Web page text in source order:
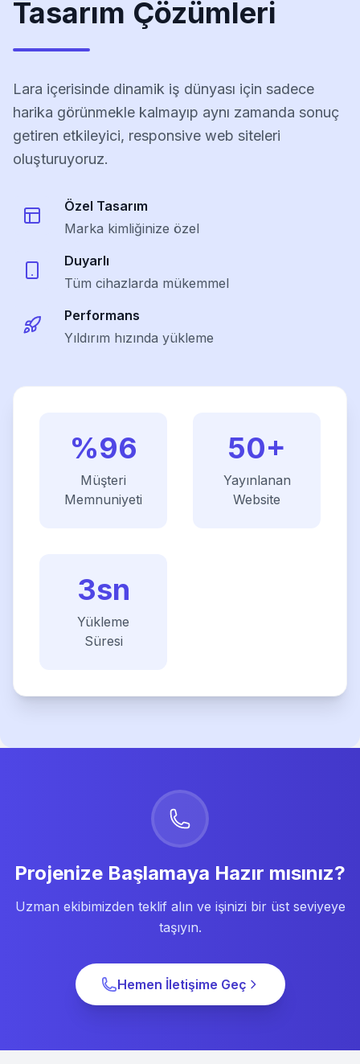
Tasarım Çözümleri
Lara içerisinde dinamik iş dünyası için sadece
harika görünmekle kalmayıp aynı zamanda sonuç
getiren etkileyici, responsive web siteleri
oluşturuyoruz.
Özel Tasarım
Marka kimliğinize özel
Duyarlı
Tüm cihazlarda mükemmel
Performans
Yıldırım hızında yükleme
%96
Müşteri
Memnuniyeti
50+
Yayınlanan
Website
3sn
Yükleme
Süresi
Projenize Başlamaya Hazır mısınız?
Uzman ekibimizden teklif alın ve işinizi bir üst seviyeye
taşıyın.
Hemen İletişime Geç